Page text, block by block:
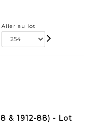
Aller au lot
& 1912-88) - Lot